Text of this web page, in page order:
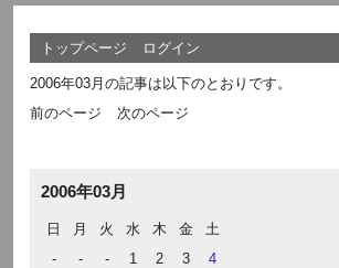
トップページ ログイン
2006年03月の記事は以下のとおりです。
前のページ
次のページ
2006年03月
日 月 火 水 木 金
土
-
- - 1 2 3
4